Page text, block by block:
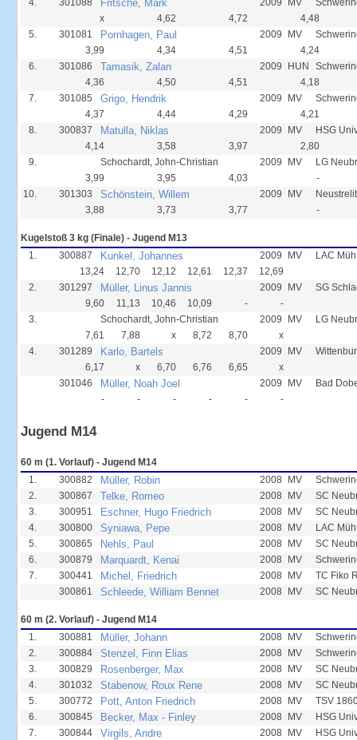
4. 301088 Fritsche, Mark 2009 MV
x
4,62 4,72
4,48
5.
301081 Pornhagen, Paul 2009 MV
3,99
4,34 4,51
4,24
6.
301086 Tamasik, Zalan 2009 HUN
4,36
4,50 4,51
4,18
7.
301085 Grigo, Hendrik 2009 MV
4,37
4,44 4,29
4,21
8.
300837 Matulla, Niklas 2009 MV
HSG
4,14
3,58 3,97
2,80
9.
Schochardt, John-Christian 2009 MV
LG
3,99
3,95 4,03
-
10.
301303 Schönstein, Willem 2009 MV
3,88
3,73 3,77 -
Kugelstoß 3 kg (Finale) - Jugend M13
1.
300887 Kunkel, Johannes 2009 MV
LAC
13,24
12,70 12,12 12,61 12,37
12,69
2.
301297 Müller, Linus Jannis 2009 MV
SG
9,60
11,13 10,46 10,09 -
-
3.
Schochardt, John-Christian 2009 MV
LG
7,61
7,88 x 8,72 8,70
x
4.
301289 Karlo, Bartels 2009 MV
6,17
x 6,70 6,76 6,65
x
301046
Müller, Noah Joel 2009 MV
Bad
-
- - - - -
Jugend M14
60 m (1. Vorlauf) - Jugend M14
1.
300882 Müller, Robin 2008 MV
2.
300867 Telke, Romeo 2008 MV
SC
3.
300951 Eschner, Hugo Friedrich 2008 MV
SC
4.
300800 Syniawa, Pepe 2008 MV
LAC
5.
300865 Nehls, Paul 2008 MV
SC
6.
300879 Marquardt, Kenai 2008 MV
7.
300441 Michel, Friedrich 2008 MV
TC Fiko
300861
Schleede, William Bennet 2008 MV SC
60 m (2. Vorlauf) - Jugend M14
1.
300881 Müller, Johann 2008 MV
2.
300884 Stenzel, Finn Elias 2008 MV
3.
300829 Rosenberger, Max 2008 MV
SC
4.
301032 Stabenow, Roux Rene 2008 MV
SC
5.
300772 Pott, Anton Friedrich 2008 MV
TSV
6.
300845 Becker, Max - Finley 2008 MV
HSG
7.
300844 Virgils, Andre 2008 MV HSG